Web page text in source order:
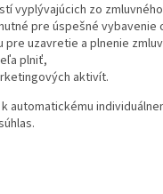
vyplývajúcich zo
pre úspešné
uzavretie a plnenie
plniť,
aktivít.